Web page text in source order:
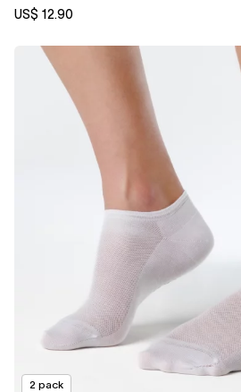
US$ 12.90
2 pack